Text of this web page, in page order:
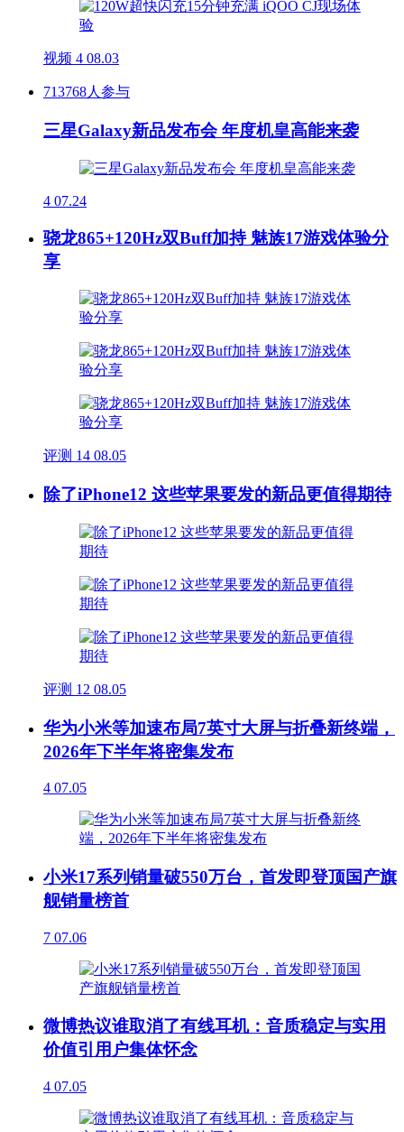
视频 4 08.03
713768人参与
三星Galaxy新品发布会 年度机皇高能来袭
4 07.24
骁龙865+120Hz双Buff加持 魅族17游戏体验分
享
评测 14 08.05
除了iPhone12 这些苹果要发的新品更值得期待
评测 12 08.05
华为小米等加速布局7英寸大屏与折叠新终端，
2026年下半年将密集发布
4 07.05
小米17系列销量破550万台，首发即登顶国产旗
舰销量榜首
7 07.06
微博热议谁取消了有线耳机：音质稳定与实用
价值引用户集体怀念
4 07.05